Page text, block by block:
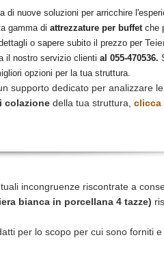
di nuove soluzioni per arricchire
gamma di attrezzature per buffetche
o sapere subito il prezzo per
il nostro servizio clienti al 055-470536.
opzioni per la tua struttura.
supporto dedicato per analizzare
colazione della tua struttura, clicca
incongruenze riscontrate a
bianca in porcellana 4 tazze)
per lo scopo per cui sono forniti